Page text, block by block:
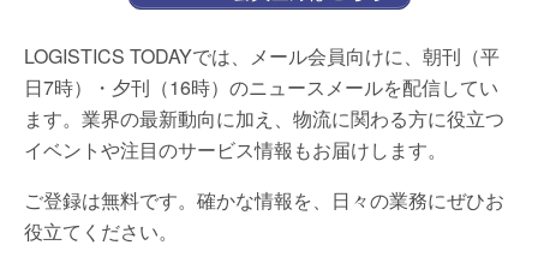
LOGISTICS TODAYでは、メール会員向けに、朝刊（平
日7時）・夕刊（16時）のニュースメールを配信してい
ます。業界の最新動向に加え、物流に関わる方に役立つ
イベントや注目のサービス情報もお届けします。
ご登録は無料です。確かな情報を、日々の業務にぜひお
役立てください。